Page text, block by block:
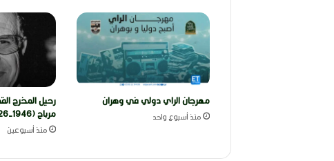
مهرجان الراي دولي في وهران
منذ أسبوع واحد
رحيل المخرج
مرباح (1946-2026)
منذ أسبوعين